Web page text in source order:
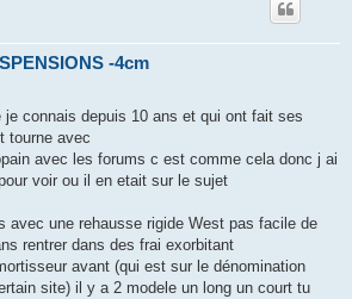
-4cm
je connais depuis 10 ans et qui ont fait ses
tourne avec
avec les forums c est comme cela donc j ai
voir ou il en etait sur le sujet
avec une rehausse rigide West pas facile de
rentrer dans des frai exorbitant
avant (qui est sur le dénomination
site) il y a 2 modele un long un court tu